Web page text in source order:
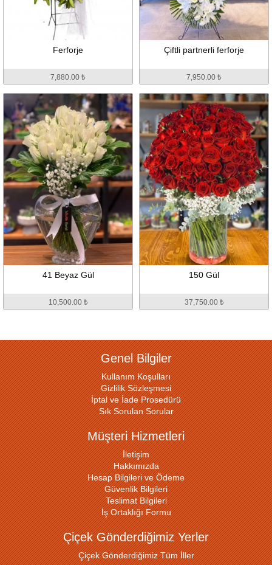
Ferforje
7,880.00 ₺
Çiftli partnerli ferforje
7,950.00 ₺
41 Beyaz Gül
10,500.00 ₺
150 Gül
37,750.00 ₺
Genel Bilgiler
Kullanım Koşulları
Gizlilik Sözleşmesi
İptal ve İade Prosedürü
Sık Sorulan Sorular
Müşteri Hizmetleri
İletişim
Hakkımızda
Hesap Bilgileri ve Ödeme
Güvenlik Bilgileri
Teslimat Bilgileri
İş Ortaklığı Formu
Çiçek Gönderdiğimiz Yerler
Çiçek Gönderdiğimiz Tüm İller